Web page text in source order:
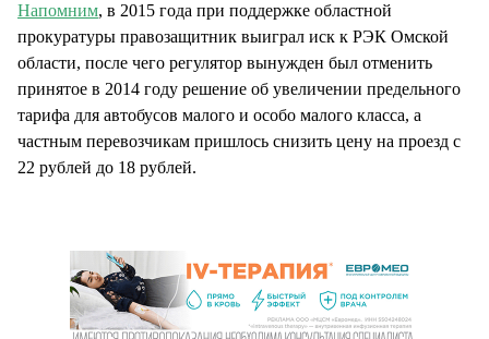
Напомним, в 2015 года при поддержке областной
прокуратуры правозащитник выиграл иск к РЭК Омской
области, после чего регулятор вынужден был отменить
принятое в 2014 году решение об увеличении предельного
тарифа для автобусов малого и особо малого класса, а
частным перевозчикам пришлось снизить цену на проезд с
22 рублей до 18 рублей.